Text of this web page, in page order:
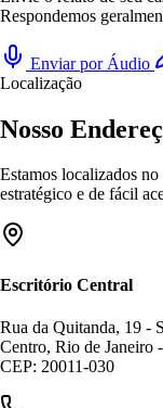
Respondemos
Enviar por Áudio
Localização
Nosso
Estamos localizados
estratégico e de fácil
Escritório Central
Rua da Quitanda, 19 -
Centro, Rio de Janeiro
CEP: 20011-030